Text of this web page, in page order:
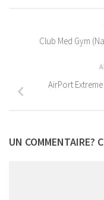
Club Med Gym
AirPort
UN COMMENTAIRE?